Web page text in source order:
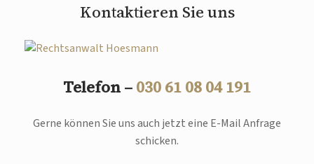
Kontaktieren Sie uns
Telefon – 030 61 08 04 191
Gerne können Sie uns auch jetzt eine E-Mail Anfrage
schicken.